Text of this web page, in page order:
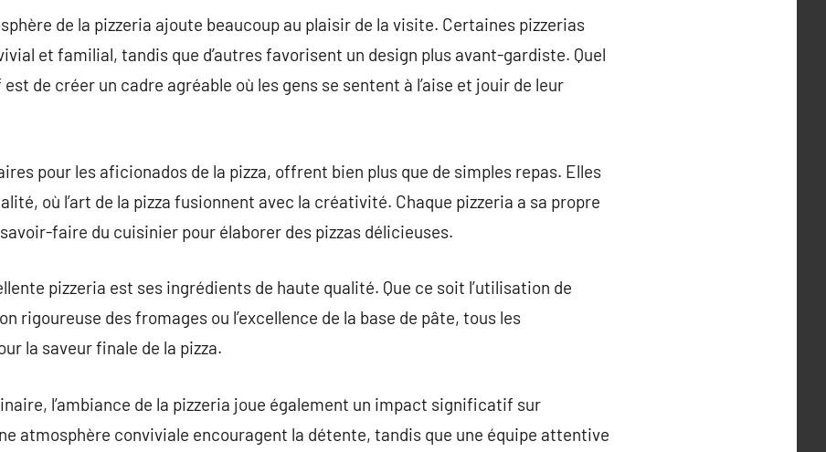
de la pizzeria ajoute beaucoup au plaisir de la visite. Certaines pizzerias
et familial, tandis que d’autres favorisent un design plus avant-gardiste. Quel
de créer un cadre agréable où les gens se sentent à l’aise et jouir de leur
pour les aficionados de la pizza, offrent bien plus que de simples repas. Elles
où l’art de la pizza fusionnent avec la créativité. Chaque pizzeria a sa propre
faire du cuisinier pour élaborer des pizzas délicieuses.
pizzeria est ses ingrédients de haute qualité. Que ce soit l’utilisation de
rigoureuse des fromages ou l’excellence de la base de pâte, tous les
la saveur finale de la pizza.
l’ambiance de la pizzeria joue également un impact significatif sur
atmosphère conviviale encouragent la détente, tandis que une équipe attentive